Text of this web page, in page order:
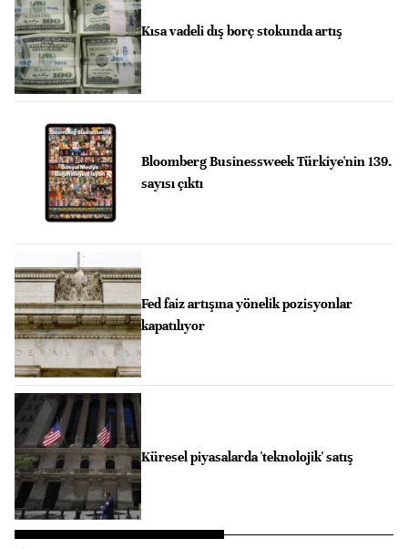
Kısa vadeli dış borç stokunda artış
Bloomberg Businessweek Türkiye'nin 139.
sayısı çıktı
Fed faiz artışına yönelik pozisyonlar
kapatılıyor
Küresel piyasalarda 'teknolojik' satış